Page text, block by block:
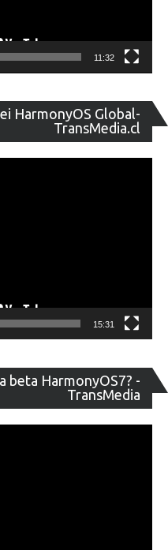
11:32
HarmonyOS Global-
TransMedia.cl
de
15:31
beta HarmonyOS7? -
TransMedia
de